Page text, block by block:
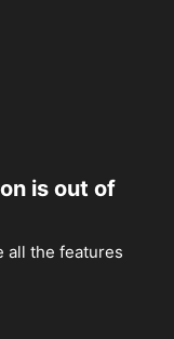
is out of
all the features